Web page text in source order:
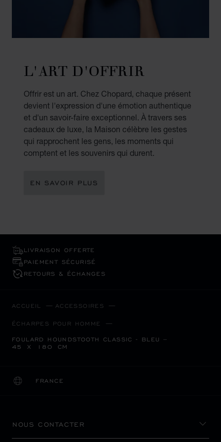
L'ART D'OFFRIR
Offrir est un art. Chez Chopard, chaque présent
devient l'expression d'une émotion authentique
et d'un savoir-faire exceptionnel. À travers ses
cadeaux de luxe, la Maison célèbre les gestes
qui rapprochent les gens, les moments qui
comptent et les souvenirs qui durent.
EN SAVOIR PLUS
LIVRAISON OFFERTE
PAIEMENT SÉCURISÉ
RETOURS & ÉCHANGES
ACCUEIL ACCESSOIRES
ÉCHARPES POUR HOMME
FOULARD HOUNDSTOOTH CLASSIC - BLEU –
45 X 180 CM
FRANCE
LOCALISATION (CHANGER DE PAYS)
CHANGER DE PAYS
NOUS CONTACTER